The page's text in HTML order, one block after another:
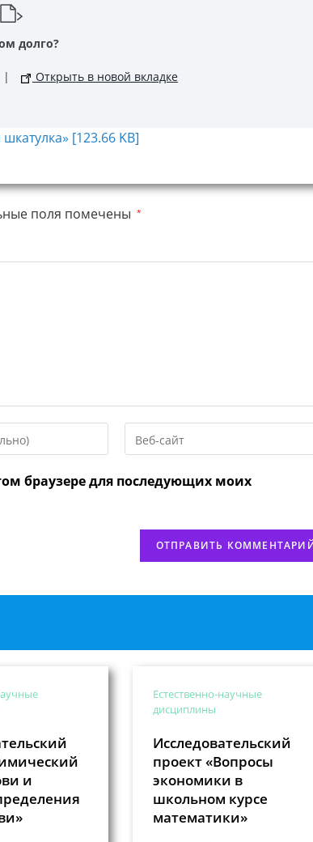
долго?
| Открыть в новой вкладке
[123.66 KB]
поля помечены *
URL
веб-
браузере для последующих моих
и
Естественно-научные
дисциплины
Исследовательский
проект «Вопросы
экономики в
школьном курсе
математики»